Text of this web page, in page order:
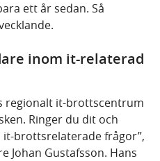
ett år sedan. Så
inom it-relaterad
regionalt it-brottscentrum
Ringer du dit och
it-brottsrelaterade frågor”,
Johan Gustafsson. Hans